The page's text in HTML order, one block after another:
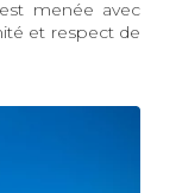
menée avec
et respect de